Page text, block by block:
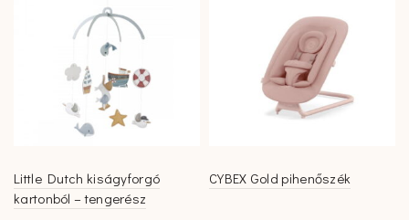
változatok
termékoldalon
ki
Little Dutch kiságyforgó
kartonból – tengerész
CYBEX Gold pihenőszék